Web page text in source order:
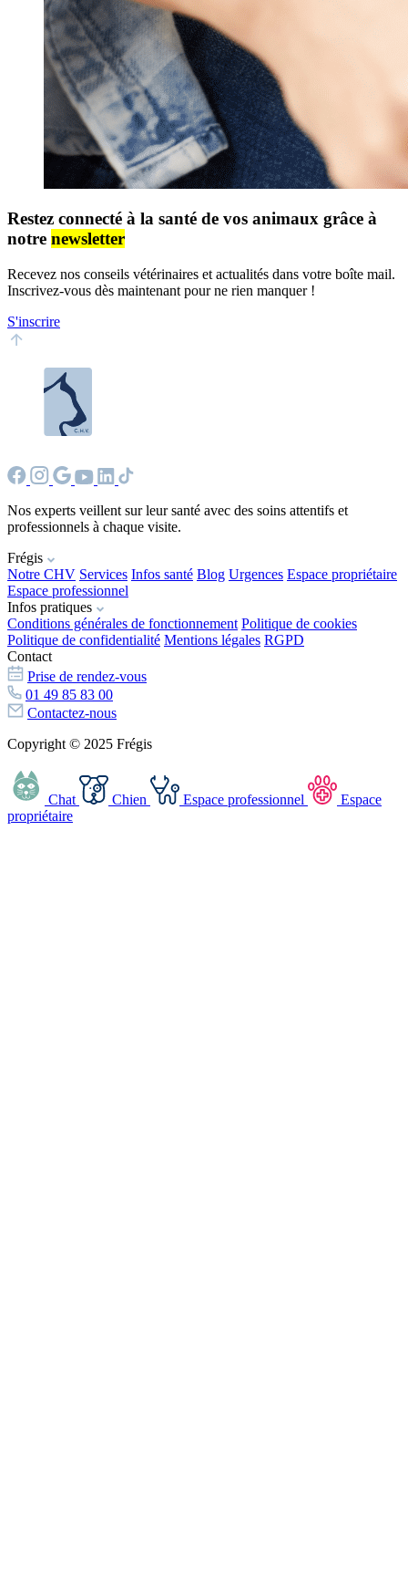
Restez connecté à la santé de vos animaux grâce à
notre newsletter
Recevez nos conseils vétérinaires et actualités dans votre boîte mail.
Inscrivez-vous dès maintenant pour ne rien manquer !
S'inscrire
Nos experts veillent sur leur santé avec des soins attentifs et
professionnels à chaque visite.
Frégis
Notre CHV Services Infos santé Blog Urgences Espace propriétaire
Espace professionnel
Infos pratiques
Conditions générales de fonctionnement Politique de cookies
Politique de confidentialité Mentions légales RGPD
Contact
Prise de rendez-vous
01 49 85 83 00
Contactez-nous
Copyright © 2025 Frégis
Chat Chien Espace professionnel
Espace
propriétaire